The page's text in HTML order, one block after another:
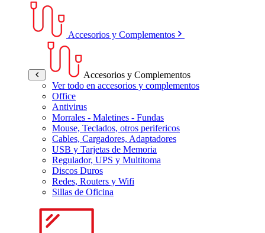
Accesorios y Complementos
Accesorios y Complementos
Ver todo en accesorios y complementos
Office
Antivirus
Morrales - Maletines - Fundas
Mouse, Teclados, otros perifericos
Cables, Cargadores, Adaptadores
USB y Tarjetas de Memoria
Regulador, UPS y Multitoma
Discos Duros
Redes, Routers y Wifi
Sillas de Oficina